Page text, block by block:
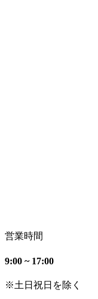
営業時間
9:00 ~ 17:00
※土日祝日を除く